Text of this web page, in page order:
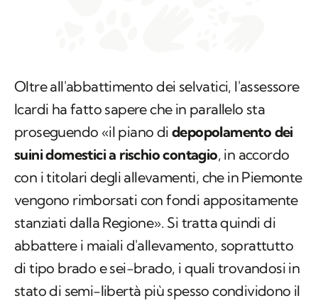
Oltre all'abbattimento dei selvatici, l'assessore
Icardi ha fatto sapere che in parallelo sta
proseguendo «il piano di depopolamento dei
suini domestici a rischio contagio, in accordo
con i titolari degli allevamenti, che in Piemonte
vengono rimborsati con fondi appositamente
stanziati dalla Regione». Si tratta quindi di
abbattere i maiali d'allevamento, soprattutto
di tipo brado e sei-brado, i quali trovandosi in
stato di semi-libertà più spesso condividono il